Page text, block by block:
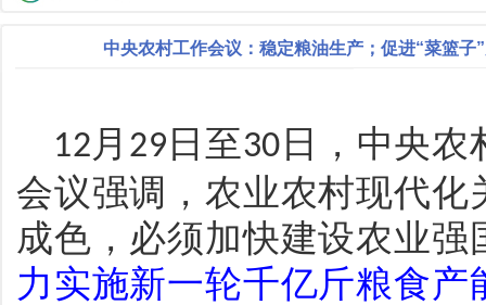
中央农村工作会议：稳定粮油生产；促进“菜篮
12 月 29 日至30 日，中央
会议强调，农业农村现代
成色，必须加快建设农业强
力实施新一轮千亿斤粮食